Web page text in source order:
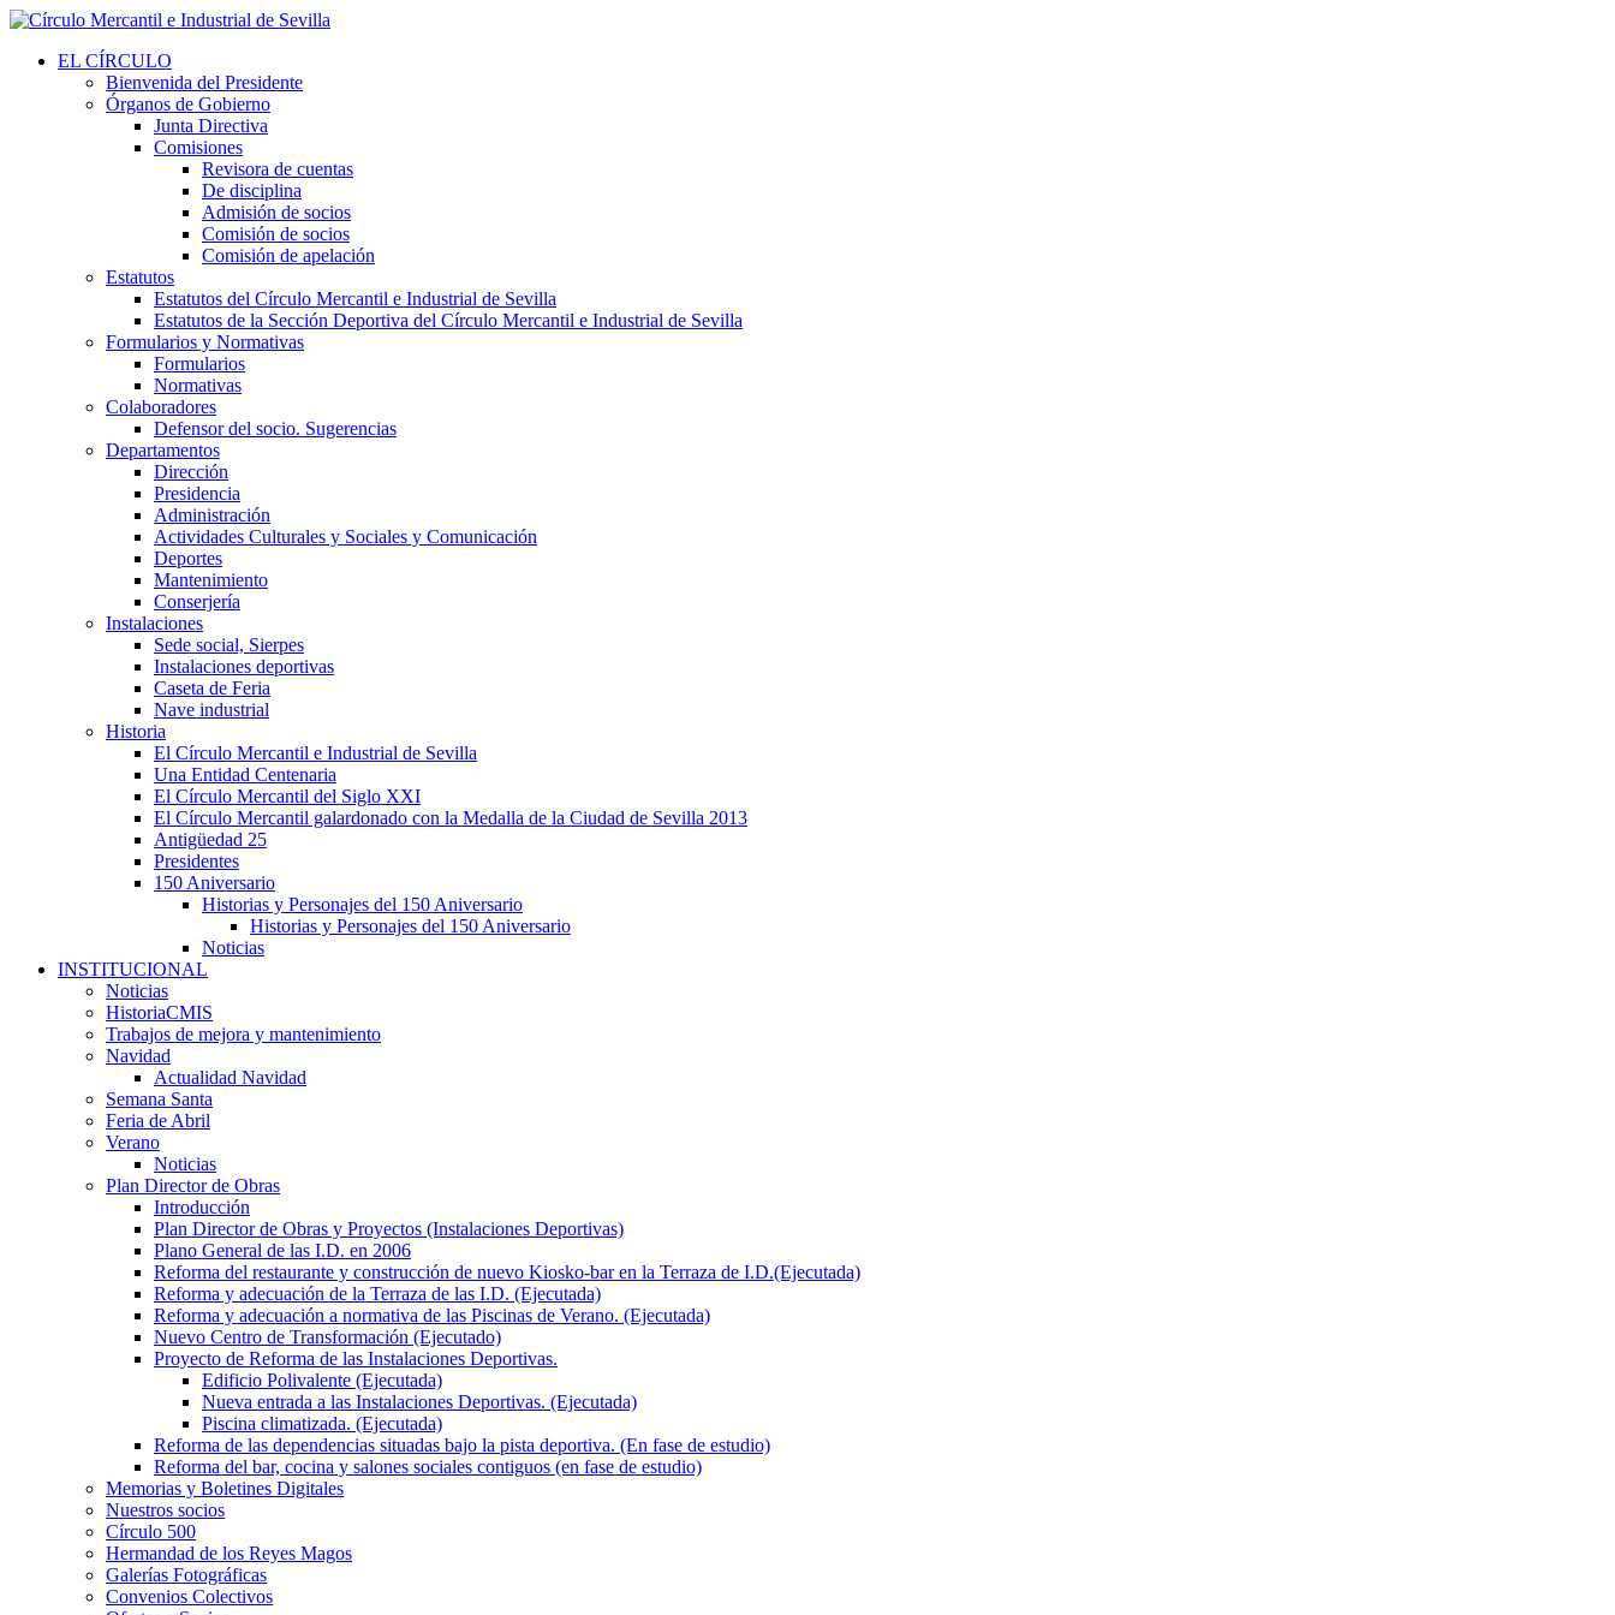
EL CÍRCULO
Bienvenida del Presidente
Órganos de Gobierno
Junta Directiva
Comisiones
Revisora de cuentas
De disciplina
Admisión de socios
Comisión de socios
Comisión de apelación
Estatutos
Estatutos del Círculo Mercantil e Industrial de Sevilla
Estatutos de la Sección Deportiva del Círculo Mercantil e Industrial de Sevilla
Formularios y Normativas
Formularios
Normativas
Colaboradores
Defensor del socio. Sugerencias
Departamentos
Dirección
Presidencia
Administración
Actividades Culturales y Sociales y Comunicación
Deportes
Mantenimiento
Conserjería
Instalaciones
Sede social, Sierpes
Instalaciones deportivas
Caseta de Feria
Nave industrial
Historia
El Círculo Mercantil e Industrial de Sevilla
Una Entidad Centenaria
El Círculo Mercantil del Siglo XXI
El Círculo Mercantil galardonado con la Medalla de la Ciudad de Sevilla 2013
Antigüedad 25
Presidentes
150 Aniversario
Historias y Personajes del 150 Aniversario
Historias y Personajes del 150 Aniversario
Noticias
INSTITUCIONAL
Noticias
HistoriaCMIS
Trabajos de mejora y mantenimiento
Navidad
Actualidad Navidad
Semana Santa
Feria de Abril
Verano
Noticias
Plan Director de Obras
Introducción
Plan Director de Obras y Proyectos (Instalaciones Deportivas)
Plano General de las I.D. en 2006
Reforma del restaurante y construcción de nuevo Kiosko-bar en la Terraza de I.D.(Ejecutada)
Reforma y adecuación de la Terraza de las I.D. (Ejecutada)
Reforma y adecuación a normativa de las Piscinas de Verano. (Ejecutada)
Nuevo Centro de Transformación (Ejecutado)
Proyecto de Reforma de las Instalaciones Deportivas.
Edificio Polivalente (Ejecutada)
Nueva entrada a las Instalaciones Deportivas. (Ejecutada)
Piscina climatizada. (Ejecutada)
Reforma de las dependencias situadas bajo la pista deportiva. (En fase de estudio)
Reforma del bar, cocina y salones sociales contiguos (en fase de estudio)
Memorias y Boletines Digitales
Nuestros socios
Círculo 500
Hermandad de los Reyes Magos
Galerías Fotográficas
Convenios Colectivos